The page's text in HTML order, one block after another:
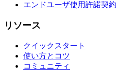
エンドユーザ使用許諾契約
リソース
クイックスタート
使い方とコツ
コミュニティ